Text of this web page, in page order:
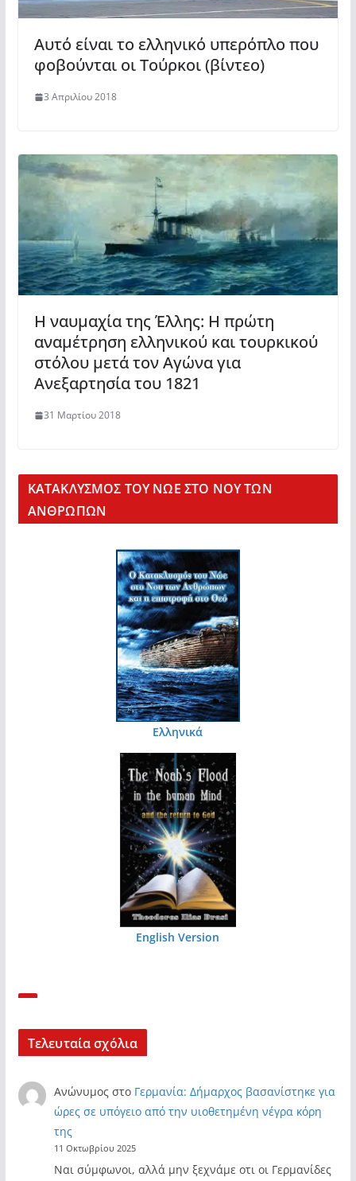
Αυτό είναι το ελληνικό υπερόπλο που
φοβούνται οι Τούρκοι (βίντεο)
3 Απριλίου 2018
Η ναυμαχία της Έλλης: Η πρώτη
αναμέτρηση ελληνικού και τουρκικού
στόλου μετά τον Αγώνα για
Ανεξαρτησία του 1821
31 Μαρτίου 2018
KΑΤΑΚΛΥΣΜΟΣ ΤΟΥ ΝΩΕ ΣΤΟ ΝΟΥ ΤΩΝ
ΑΝΘΡΩΠΩΝ
Ελληνικά
English Version
Τελευταία σχόλια
Ανώνυμος στο Γερμανία: Δήμαρχος βασανίστηκε για
ώρες σε υπόγειο από την υιοθετημένη νέγρα κόρη
της
11 Οκτωβρίου 2025
Ναι σύμφωνοι, αλλά μην ξεχνάμε οτι οι Γερμανίδες